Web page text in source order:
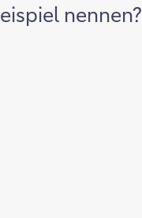
nennen?